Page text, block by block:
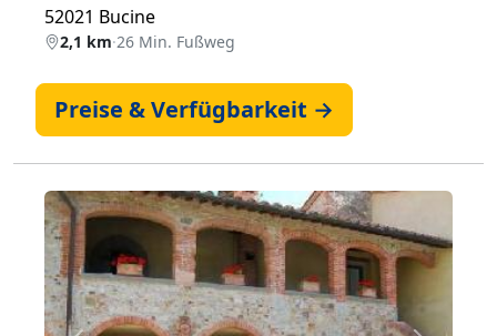
52021 Bucine
2,1 km·26 Min. Fußweg
Preise & Verfügbarkeit →